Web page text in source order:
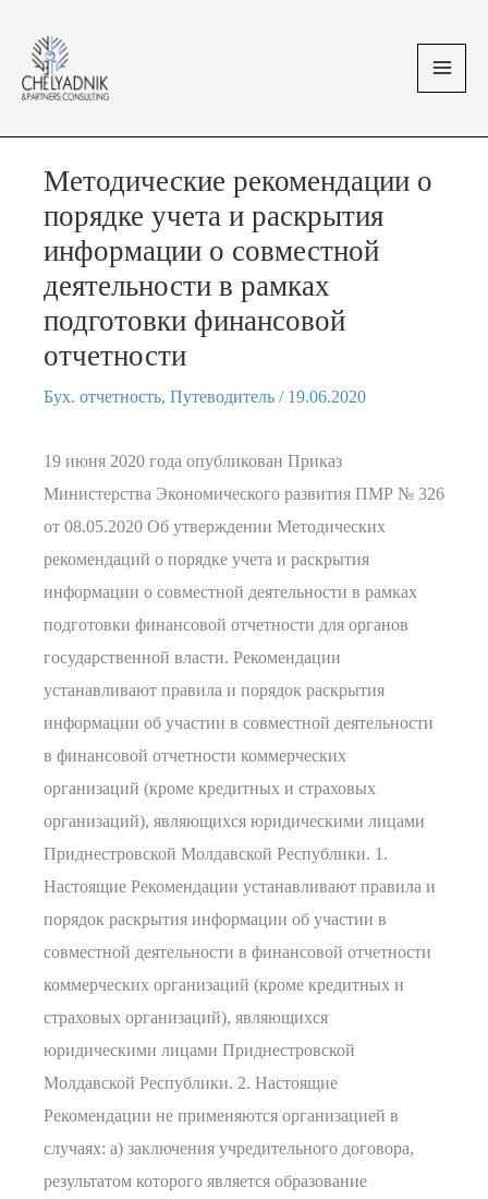
содержимому
Методические рекомендации о
порядке учета и раскрытия
информации о совместной
деятельности в рамках
подготовки финансовой
отчетности
Бух. отчетность, Путеводитель / 19.06.2020
19 июня 2020 года опубликован Приказ
Министерства Экономического развития ПМР № 326
от 08.05.2020 Об утверждении Методических
рекомендаций о порядке учета и раскрытия
информации о совместной деятельности в рамках
подготовки финансовой отчетности для органов
государственной власти. Рекомендации
устанавливают правила и порядок раскрытия
информации об участии в совместной деятельности
в финансовой отчетности коммерческих
организаций (кроме кредитных и страховых
организаций), являющихся юридическими лицами
Приднестровской Молдавской Республики. 1.
Настоящие Рекомендации устанавливают правила и
порядок раскрытия информации об участии в
совместной деятельности в финансовой отчетности
коммерческих организаций (кроме кредитных и
страховых организаций), являющихся
юридическими лицами Приднестровской
Молдавской Республики. 2. Настоящие
Рекомендации не применяются организацией в
случаях: а) заключения учредительного договора,
результатом которого является образование